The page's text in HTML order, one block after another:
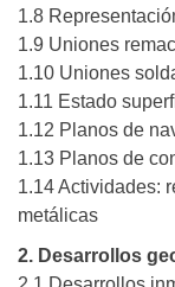
1.8
1.9 Uniones
1.10 Uniones
1.11 Estado
1.12 Planos de
1.13 Planos de
1.14 Actividades:
metálicas
2. Desarrollos